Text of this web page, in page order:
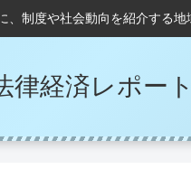
、制度や社会動向を紹介する地
律経済レポート